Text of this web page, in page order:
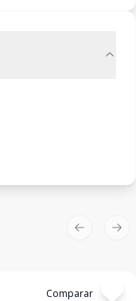
Comparar
Previous